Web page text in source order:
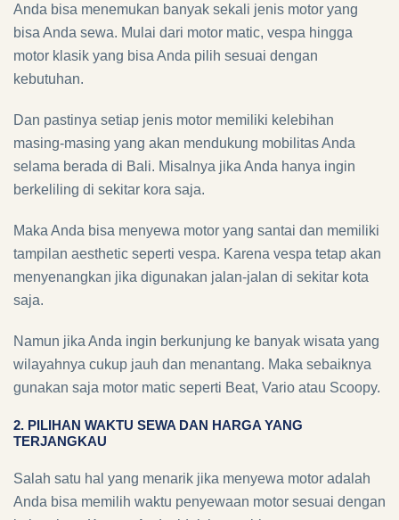
Anda bisa menemukan banyak sekali jenis motor yang
bisa Anda sewa. Mulai dari motor matic, vespa hingga
motor klasik yang bisa Anda pilih sesuai dengan
kebutuhan.
Dan pastinya setiap jenis motor memiliki kelebihan
masing-masing yang akan mendukung mobilitas Anda
selama berada di Bali. Misalnya jika Anda hanya ingin
berkeliling di sekitar kora saja.
Maka Anda bisa menyewa motor yang santai dan memiliki
tampilan aesthetic seperti vespa. Karena vespa tetap akan
menyenangkan jika digunakan jalan-jalan di sekitar kota
saja.
Namun jika Anda ingin berkunjung ke banyak wisata yang
wilayahnya cukup jauh dan menantang. Maka sebaiknya
gunakan saja motor matic seperti Beat, Vario atau Scoopy.
2. PILIHAN WAKTU SEWA DAN HARGA YANG
TERJANGKAU
Salah satu hal yang menarik jika menyewa motor adalah
Anda bisa memilih waktu penyewaan motor sesuai dengan